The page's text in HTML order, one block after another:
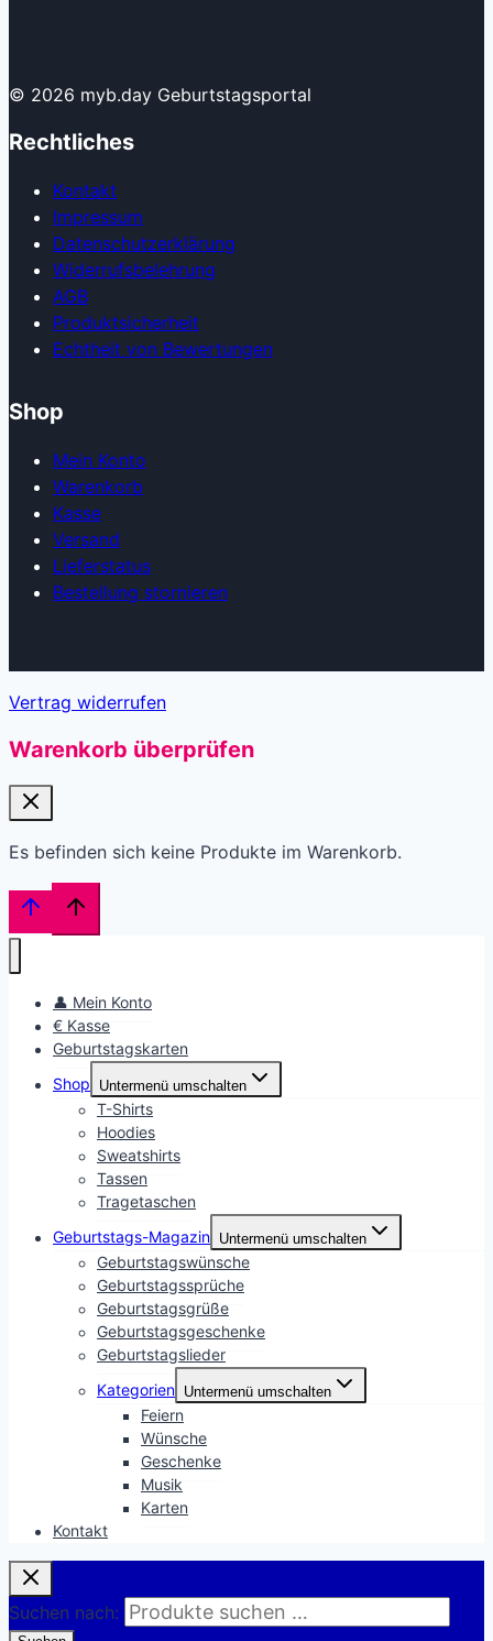
© 2026 myb.day Geburtstagsportal
Rechtliches
Kontakt
Impressum
Datenschutzerklärung
Widerrufsbelehrung
AGB
Produkt­sicherheit
Echtheit von Bewertungen
Shop
Mein Konto
Warenkorb
Kasse
Versand
Lieferstatus
Bestellung stornieren
Vertrag widerrufen
Warenkorb überprüfen
Es befinden sich keine Produkte im Warenkorb.
👤 Mein Konto
€ Kasse
Geburtstagskarten
Shop
Untermenü umschalten
T-Shirts
Hoodies
Sweatshirts
Tassen
Tragetaschen
Geburtstags-Magazin Untermenü umschalten
Geburtstagswünsche
Geburtstagssprüche
Geburtstagsgrüße
Geburtstagsgeschenke
Geburtstagslieder
Kategorien Untermenü umschalten
Feiern
Wünsche
Geschenke
Musik
Karten
Kontakt
Suchen nach: